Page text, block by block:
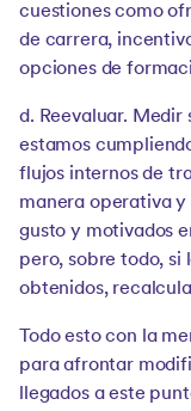
cuestiones como
de carrera,
opciones de
d. Reevaluar. Medir
estamos
flujos internos de
manera operativa y
gusto y motivados
pero, sobre todo, si
obtenidos,
Todo esto con la
para afrontar
llegados a este